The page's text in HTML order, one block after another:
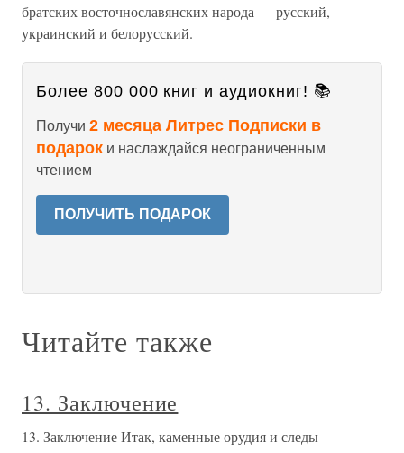
братских восточнославянских народа — русский,
украинский и белорусский.
Более 800 000 книг и аудиокниг! 📚
Получи 2 месяца Литрес Подписки в
подарок и наслаждайся неограниченным
чтением
ПОЛУЧИТЬ ПОДАРОК
Читайте также
13. Заключение
13. Заключение Итак, каменные орудия и следы